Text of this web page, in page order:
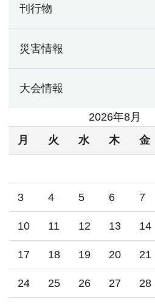
刊行物
災害情報
大会情報
2026年8月
月
火 水 木 金
3 4 5 6 7
10 11 12 13 14
17 18 19 20 21
24 25 26 27 28